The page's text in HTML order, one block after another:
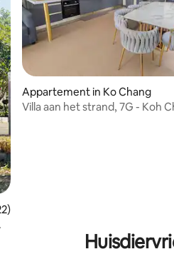
beoordeling van 4,68 op 5, 22
Appartement in Ko Chang
Villa aan het strand, 7G - Koh